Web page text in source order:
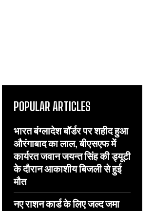
POPULAR ARTICLES
भारत बंग्लादेश बॉर्डर पर शहीद हुआ
औरंगाबाद का लाल, बीएसएफ में
कार्यरत जवान जयन्त सिंह की ड्यूटी
के दौरान आकाशीय बिजली से हुई
मौत
नए राशन कार्ड के लिए जल्द जमा